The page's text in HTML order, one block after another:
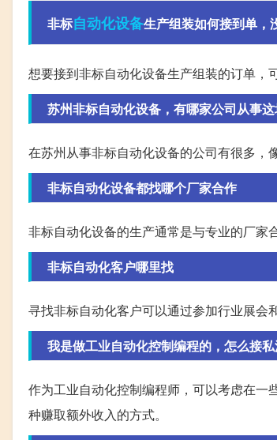
非标自动化设备生产组装如何接到单，
想要接到非标自动化设备生产组装的订单，
苏州非标自动化设备，有哪家公司从事
在苏州从事非标自动化设备的公司有很多，
非标自动化设备都找哪个厂家合作
非标自动化设备的生产通常是与专业的厂家
非标自动化客户哪里找
寻找非标自动化客户可以通过参加行业展会
我是做工业自动化控制编程的，怎么接
作为工业自动化控制编程师，可以考虑在一
种赚取额外收入的方式。